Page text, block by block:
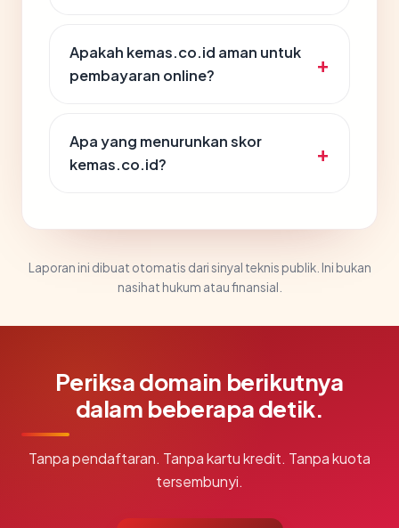
Apakah kemas.co.id aman untuk
pembayaran online?
Apa yang menurunkan skor
kemas.co.id?
Laporan ini dibuat otomatis dari sinyal teknis publik. Ini bukan
nasihat hukum atau finansial.
Periksa domain berikutnya
dalam beberapa detik.
Tanpa pendaftaran. Tanpa kartu kredit. Tanpa kuota
tersembunyi.